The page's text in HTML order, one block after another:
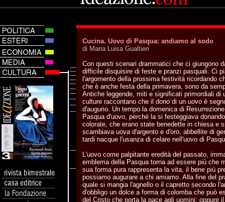
Cucina. Uovo di Pasqua: andiamo al sodo
di Maria Luisa Gualtieri
Con questi scenari drammatici che ci giungono
difficile disquisire di feste e pranzi pasquali. Ci
l'argomento della prossima festività ricordando
che è anche festa della primavera, sono da
Antiche leggende, miti e significati primordiali di
culture raccontano che il dono di un uovo è
d'augurio. Un tempo la domenica di
Pasqua d'uovo, perché la si festeggiava
colorate, che erano state benedette in chiesa e
scambiava uova d'argento e d'oro, abbellite di
tardi nacque l'usanza di celare nell'uovo di
L'uovo come palpitante eredità del passato,
emblema della Pasqua torna ad essere più che
sua forma pura rappresenta la vita, il bene più
possiamo augurare a chi amiamo. Alla fine del
quale si mangia l'agnello o il capretto secondo
d'obbligo un dolce a forma di colomba che può
del Cristo che porta la pace agli uomini; oppure